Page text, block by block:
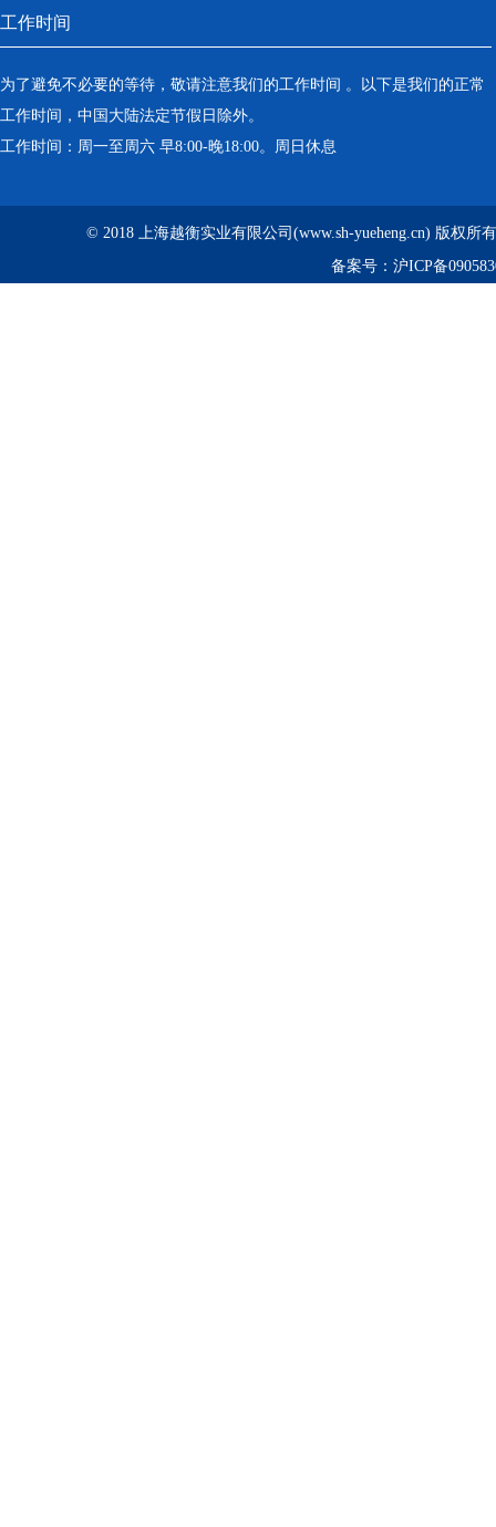
工作时间
为了避免不必要的等待，敬请注意我们的工作时间 。以下是我们的正常
工作时间，中国大陆法定节假日除外。
工作时间：周一至周六 早8:00-晚18:00。周日休息
© 2018 上海越衡实业有限公司(www.sh-yueheng.cn) 版权所
备案号： 沪ICP备